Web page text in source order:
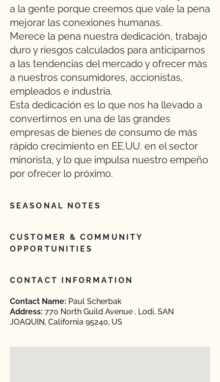
a la gente porque creemos que vale la pena
mejorar las conexiones humanas.
Merece la pena nuestra dedicación, trabajo
duro y riesgos calculados para anticiparnos
a las tendencias del mercado y ofrecer más
a nuestros consumidores, accionistas,
empleados e industria.
Esta dedicación es lo que nos ha llevado a
convertirnos en una de las grandes
empresas de bienes de consumo de más
rápido crecimiento en EE.UU. en el sector
minorista, y lo que impulsa nuestro empeño
por ofrecer lo próximo.
SEASONAL NOTES
CUSTOMER & COMMUNITY
OPPORTUNITIES
CONTACT INFORMATION
Contact Name: Paul Scherbak
Address: 770 North Guild Avenue , Lodi, SAN
JOAQUIN, California 95240, US